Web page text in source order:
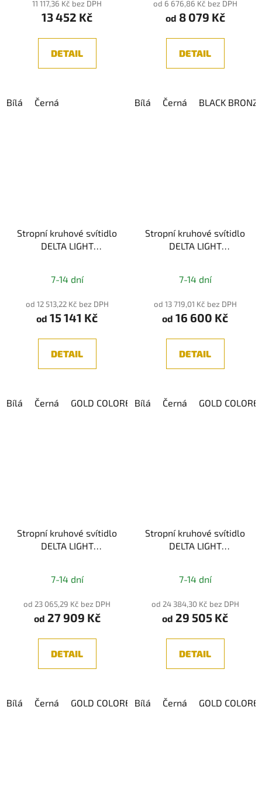
11 117,36 Kč bez DPH
13 452 Kč
DETAIL
Bílá Černá
od 6 676,86 Kč bez DPH
od 8 079 Kč
DETAIL
Bílá Černá BLACK
Stropní kruhové svítidlo
DELTA LIGHT
7-14 dní
od 12 513,22 Kč bez DPH
od 15 141 Kč
DETAIL
Bílá Černá GOLD COLORED
Stropní kruhové svítidlo
DELTA LIGHT
hodnocení
produktu
je
7-14 dní
od 13 719,01 Kč bez DPH
od 16 600 Kč
DETAIL
Bílá Černá GOLD
Stropní kruhové svítidlo
DELTA LIGHT
hodnocení
produktu
je
z
7-14 dní
od 23 065,29 Kč bez DPH
od 27 909 Kč
DETAIL
Bílá Černá GOLD COLORED
Stropní kruhové svítidlo
DELTA LIGHT
7-14 dní
od 24 384,30 Kč bez DPH
od 29 505 Kč
DETAIL
Bílá Černá GOLD